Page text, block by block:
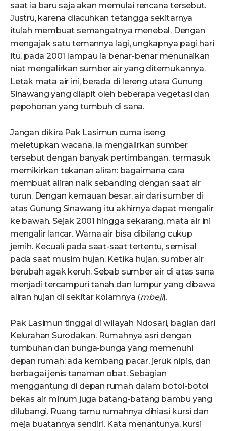
saat ia baru saja akan memulai rencana tersebut.
Justru, karena diacuhkan tetangga sekitarnya
itulah membuat semangatnya menebal. Dengan
mengajak satu temannya lagi, ungkapnya pagi hari
itu, pada 2001 lampau ia benar-benar menunaikan
niat mengalirkan sumber air yang ditemukannya.
Letak mata air ini, berada di lereng utara Gunung
Sinawang yang diapit oleh beberapa vegetasi dan
pepohonan yang tumbuh di sana.
Jangan dikira Pak Lasimun cuma iseng
meletupkan wacana, ia mengalirkan sumber
tersebut dengan banyak pertimbangan, termasuk
memikirkan tekanan aliran: bagaimana cara
membuat aliran naik sebanding dengan saat air
turun. Dengan kemauan besar, air dari sumber di
atas Gunung Sinawang itu akhirnya dapat mengalir
ke bawah. Sejak 2001 hingga sekarang, mata air ini
mengalir lancar. Warna air bisa dibilang cukup
jernih. Kecuali pada saat-saat tertentu, semisal
pada saat musim hujan. Ketika hujan, sumber air
berubah agak keruh. Sebab sumber air di atas sana
menjadi tercampuri tanah dan lumpur yang dibawa
aliran hujan di sekitar kolamnya (mbeji).
Pak Lasimun tinggal di wilayah Ndosari, bagian dari
Kelurahan Surodakan. Rumahnya asri dengan
tumbuhan dan bunga-bunga yang memenuhi
depan rumah: ada kembang pacar, jeruk nipis, dan
berbagai jenis tanaman obat. Sebagian
menggantung di depan rumah dalam botol-botol
bekas air minum juga batang-batang bambu yang
dilubangi. Ruang tamu rumahnya dihiasi kursi dan
meja buatannya sendiri. Kata menantunya, kursi